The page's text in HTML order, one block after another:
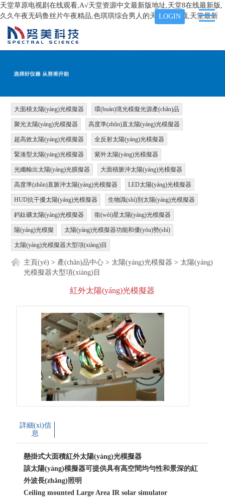
天堂草原电视剧在线观看,А√天堂资源中文最新版地址,天堂8在线最新版,
久久午夜无码鲁丝片午夜精品,色琪琪综合男人的天堂AⅤ视频,天堂最新
LOGIN
大面積太陽(yáng)光模擬器 環(huán)境光模擬光源產(chǎn)品
聚光太陽(yáng)光模擬器 高度準(zhǔn)直太陽(yáng)光模擬器
超高效太陽(yáng)光模擬器 全反射太陽(yáng)光模擬器
緊湊型太陽(yáng)光模擬器 紫外太陽(yáng)光模擬器
光纖輸出太陽(yáng)光膜擬器 大面積脈沖太陽(yáng)光模擬器
高度準(zhǔn)直脈沖太陽(yáng)光模擬器 LED太陽(yáng)光模擬器
HUD抗干擾太陽(yáng)光模擬器 生物識(shí)別太陽(yáng)光模擬器
鈣鈦礦太陽(yáng)光模擬器 衛(wèi)星太陽(yáng)光模擬器
陽(yáng)光模擬 太陽(yáng)光模擬器功能和優(yōu)勢(shì)
太陽(yáng)光模擬器大型項(xiàng)目
主頁(yè) > 產(chǎn)品中心 > 太陽(yáng)光模擬器 > 太陽(yáng)
光模擬器大型項(xiàng)目
紅外太陽(yáng)光模擬器
詳細(xì)信
息
懸掛式大面積紅外太陽(yáng)光模擬器
該太陽(yáng)模擬器可提供具有高空間均勻性和景深的紅
外波長(zhǎng)照明
Ceiling mounted Large Area IR solar simulator